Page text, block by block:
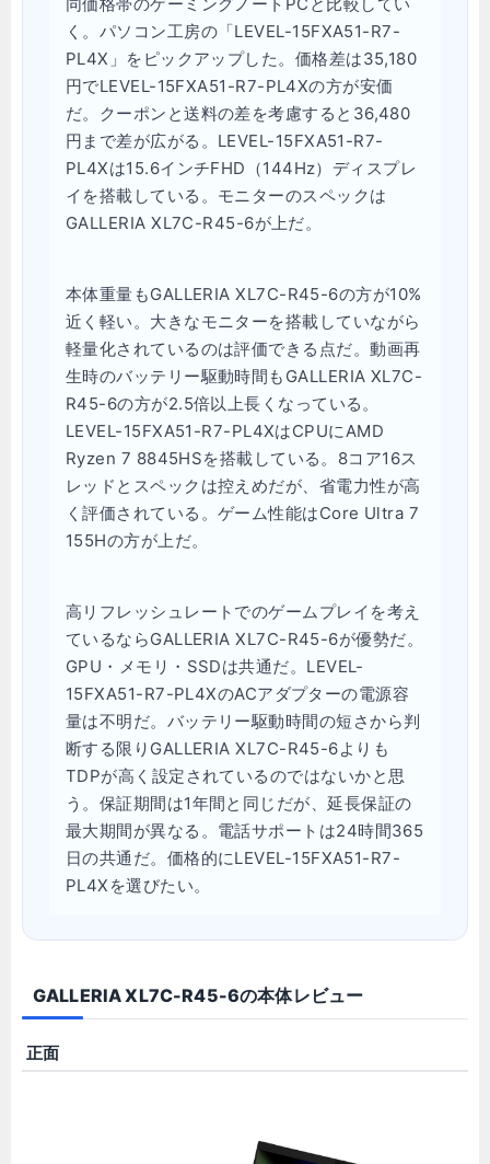
同価格帯のゲーミングノートPCと比較してい
く。パソコン工房の「LEVEL-15FXA51-R7-
PL4X」をピックアップした。価格差は35,180
円でLEVEL-15FXA51-R7-PL4Xの方が安価
だ。クーポンと送料の差を考慮すると36,480
円まで差が広がる。LEVEL-15FXA51-R7-
PL4Xは15.6インチFHD（144Hz）ディスプレ
イを搭載している。モニターのスペックは
GALLERIA XL7C-R45-6が上だ。
本体重量もGALLERIA XL7C-R45-6の方が10%
近く軽い。大きなモニターを搭載していながら
軽量化されているのは評価できる点だ。動画再
生時のバッテリー駆動時間もGALLERIA XL7C-
R45-6の方が2.5倍以上長くなっている。
LEVEL-15FXA51-R7-PL4XはCPUにAMD
Ryzen 7 8845HSを搭載している。8コア16ス
レッドとスペックは控えめだが、省電力性が高
く評価されている。ゲーム性能はCore Ultra 7
155Hの方が上だ。
高リフレッシュレートでのゲームプレイを考え
ているならGALLERIA XL7C-R45-6が優勢だ。
GPU・メモリ・SSDは共通だ。LEVEL-
15FXA51-R7-PL4XのACアダプターの電源容
量は不明だ。バッテリー駆動時間の短さから判
断する限りGALLERIA XL7C-R45-6よりも
TDPが高く設定されているのではないかと思
う。保証期間は1年間と同じだが、延長保証の
最大期間が異なる。電話サポートは24時間365
日の共通だ。価格的にLEVEL-15FXA51-R7-
PL4Xを選びたい。
GALLERIA XL7C-R45-6の本体レビュー
正面